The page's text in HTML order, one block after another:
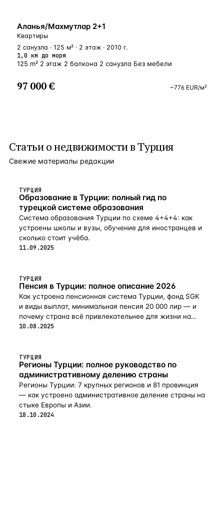
БЛИЗКО К МОРЮ
Аланья/Махмутлар 2+1
Квартиры
2 санузла · 125 м² · 2 этаж · 2010 г.
1,0 км до моря
125 m² 2 этаж 2 балкона 2 санузла Без мебели
97 000 € ~776 EUR/м²
Статьи онедвижимости в Турция
Свежие материалы редакции
ТУРЦИЯ
Образование в Турции: полный гид по
турецкой системе образования
Система образования Турции по схеме 4+4+4: как
устроены школы и вузы, обучение для иностранцев и
сколько стоит учёба.
11.09.2025
ТУРЦИЯ
Пенсия в Турции: полное описание 2026
Как устроена пенсионная система Турции, фонд SGK
и виды выплат, минимальная пенсия 20 000 лир — и
почему страна всё привлекательнее для жизни на
пенсии в 2026-м.
10.08.2025
ТУРЦИЯ
Регионы Турции: полное руководство по
административному делению страны
Регионы Турции: 7 крупных регионов и 81 провинция
— как устроено административное деление страны на
стыке Европы и Азии.
18.10.2024